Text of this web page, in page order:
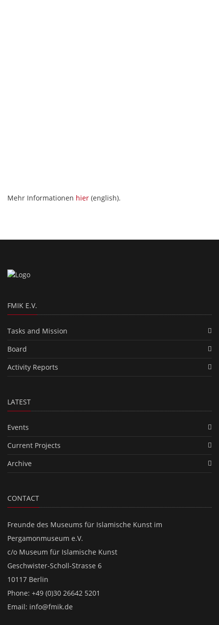
Mehr Informationen hier (english).
FMIK E.V.
Tasks and Mission
Board
Activity Reports
LATEST
Events
Current Projects
Archive
CONTACT
Freunde des Museums für Islamische Kunst im
Pergamonmuseum e.V.
c/o Museum für Islamische Kunst
Geschwister-Scholl-Strasse 6
10117 Berlin
Phone: +49 (0)30 26642 5201
Email: info@fmik.de